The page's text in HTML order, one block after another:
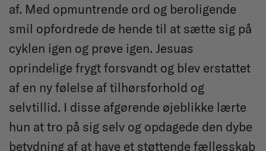
af. Med opmuntrende ord og beroligende
smil opfordrede de hende til at sætte sig på
cyklen igen og prøve igen. Jesuas
oprindelige frygt forsvandt og blev erstattet
af en ny følelse af tilhørsforhold og
selvtillid. I disse afgørende øjeblikke lærte
hun at tro på sig selv og opdagede den dybe
betydning af at have et støttende fællesskab